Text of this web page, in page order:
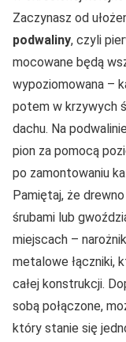
Zaczynasz od
podwaliny, czyli
mocowane będą
wypoziomowana –
potem w krzywych
dachu. Na
pion za pomocą
po zamontowaniu
Pamiętaj, że
śrubami lub
miejscach –
metalowe łączniki,
całej konstrukcji.
sobą połączone,
który stanie się